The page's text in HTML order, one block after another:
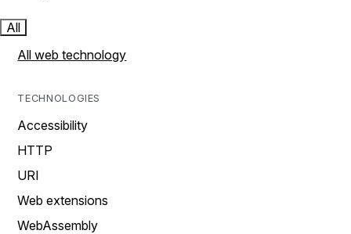
All
All web technology
TECHNOLOGIES
Accessibility
HTTP
URI
Web extensions
WebAssembly